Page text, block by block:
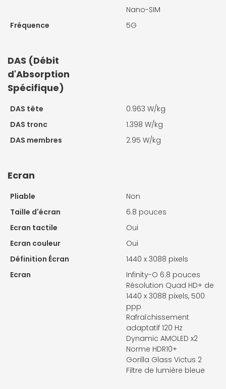
Nano-SIM
Fréquence
5G
DAS (Débit
d'Absorption
Spécifique)
DAS tête
0.963 W/kg
DAS tronc
1.398 W/kg
DAS membres
2.95 W/kg
Ecran
Pliable
Non
Taille d'écran
6.8 pouces
Ecran tactile
Oui
Ecran couleur
Oui
Définition Écran
1440 x 3088 pixels
Ecran
Infinity-O 6.8 pouces
Résolution Quad HD+ de
1440 x 3088 pixels, 500
ppp
Rafraîchissement
adaptatif 120 Hz
Dynamic AMOLED x2
Norme HDR10+
Gorilla Glass Victus 2
Filtre de lumière bleue